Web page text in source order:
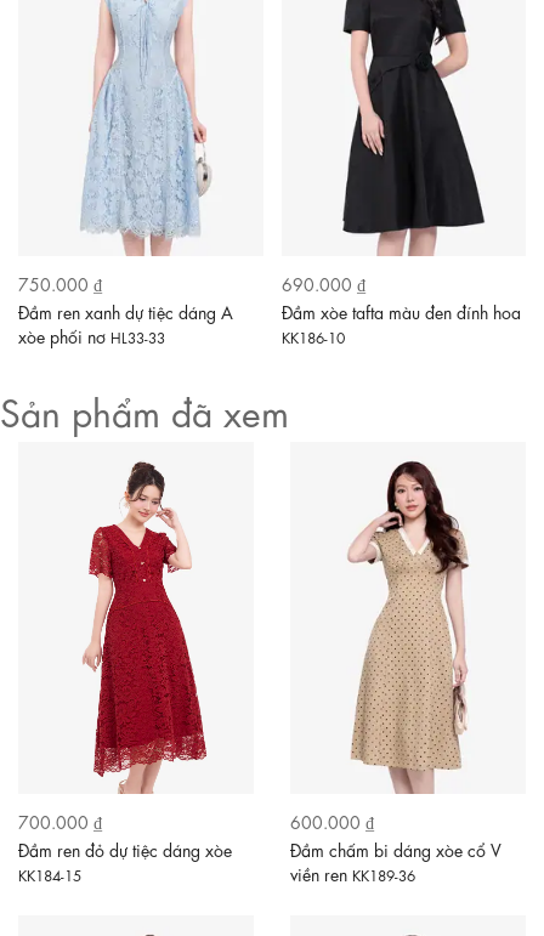
750.000 ₫
Đầm ren xanh dự tiệc dáng A
xòe phối nơ HL33-33
690.000 ₫
Đầm xòe tafta màu đen đính hoa
KK186-10
Sản phẩm đã xem
700.000 ₫
Đầm ren đỏ dự tiệc dáng xòe
KK184-15
600.000 ₫
Đầm chấm bi dáng xòe cổ V
viền ren KK189-36